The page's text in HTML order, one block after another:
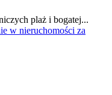
plaż i bogatej...
w nieruchomości za